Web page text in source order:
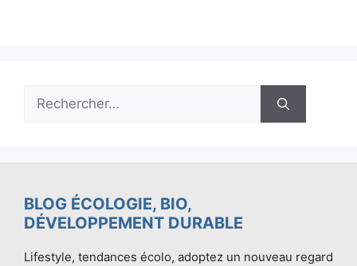
Rechercher :
BLOG ÉCOLOGIE, BIO,
DÉVELOPPEMENT DURABLE
Lifestyle, tendances écolo, adoptez un nouveau regard